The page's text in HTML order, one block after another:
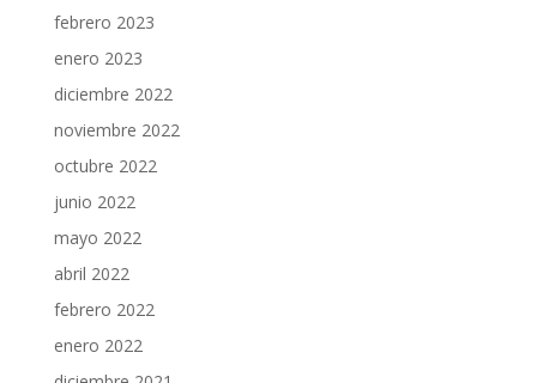
febrero 2023
enero 2023
diciembre 2022
noviembre 2022
octubre 2022
junio 2022
mayo 2022
abril 2022
febrero 2022
enero 2022